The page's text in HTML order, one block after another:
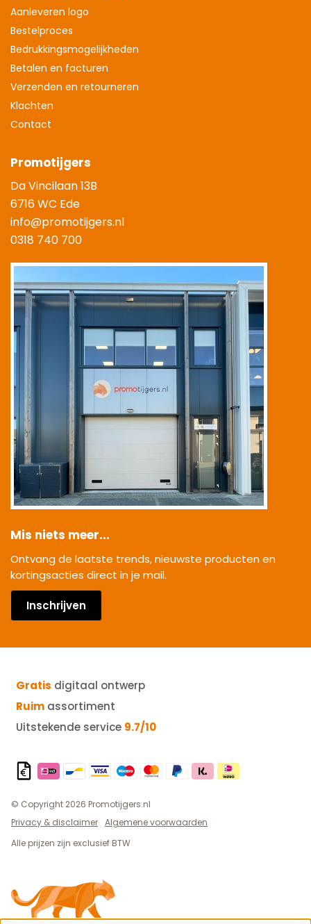
Aanleveren logo
Bestelproces
Bedrukkingsmogelijkheden
Betalen en facturen
Verzenden en retourneren
Klachten
Contact
Promotijgers
Da Vincilaan 13B
6716 WC Ede
info@promotijgers.nl
0318 740 700
Mis niets meer...
Ontvang de laatste trends, nieuwste producten en
kortingsacties direct in je mail.
Inschrijven
Gratis digitaal ontwerp
Ruim assortiment
Uitstekende service 9.7/10
© Copyright 2026 Promotijgers.nl
Privacy & disclaimer Algemene voorwaarden
Alle prijzen zijn exclusief BTW